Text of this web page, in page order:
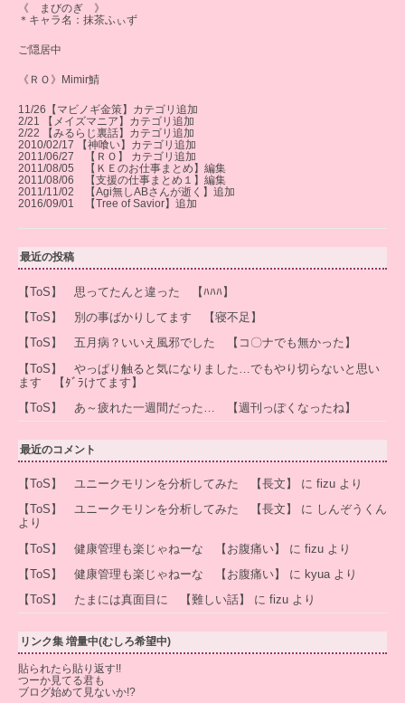
《 まびのぎ 》
＊キャラ名：抹茶ふぃず
ご隠居中
《ＲＯ》Mimir鯖
11/26【マビノギ金策】カテゴリ追加
2/21 【メイズマニア】カテゴリ追加
2/22 【みるらじ裏話】カテゴリ追加
2010/02/17 【神喰い】カテゴリ追加
2011/06/27 【ＲＯ】 カテゴリ追加
2011/08/05 【ＫＥのお仕事まとめ】編集
2011/08/06 【支援の仕事まとめ１】編集
2011/11/02 【Agi無しABさんが逝く】追加
2016/09/01 【Tree of Savior】追加
最近の投稿
【ToS】 思ってたんと違った 【ﾊﾊﾊ】
【ToS】 別の事ばかりしてます 【寝不足】
【ToS】 五月病？いいえ風邪でした 【コ〇ナでも無かった】
【ToS】 やっぱり触ると気になりました…でもやり切らないと思い
ます 【ﾀﾞﾗけてます】
【ToS】 あ～疲れた一週間だった… 【週刊っぽくなったね】
最近のコメント
【ToS】 ユニークモリンを分析してみた 【長文】 に fizu より
【ToS】 ユニークモリンを分析してみた 【長文】
に しんぞうくん
より
【ToS】 健康管理も楽じゃねーな 【お腹痛い】
に fizu より
【ToS】 健康管理も楽じゃねーな 【お腹痛い】
に kyuaより
【ToS】 たまには真面目に 【難しい話】
に fizu より
リンク集 増量中(むしろ希望中)
貼られたら貼り返す!!
つーか見てる君も
ブログ始めて見ないか!?